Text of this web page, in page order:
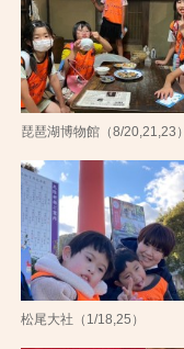
琵琶湖博物館（8/20,21,23）
松尾大社（1/18,25）